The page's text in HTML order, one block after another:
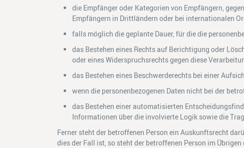
die Empfänger oder Kategorien von Empfängern,
Empfängern in Drittländern oder bei internationalen
falls möglich die geplante Dauer, für die die
das Bestehen eines Rechts auf Berichtigung oder
oder eines Widerspruchsrechts gegen diese
das Bestehen eines Beschwerderechts bei einer
wenn die personenbezogenen Daten nicht bei der
das Bestehen einer automatisierten
Informationen über die involvierte Logik sowie die
Ferner steht der betroffenen Person ein Auskunftsrecht
dies der Fall ist, so steht der betroffenen Person im